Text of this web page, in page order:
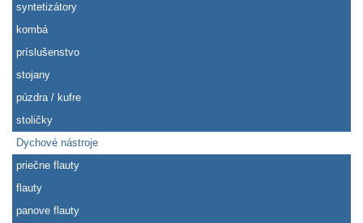
syntetizátory
kombá
príslušenstvo
stojany
púzdra / kufre
stoličky
Dychové nástroje
priečne flauty
flauty
panove flauty